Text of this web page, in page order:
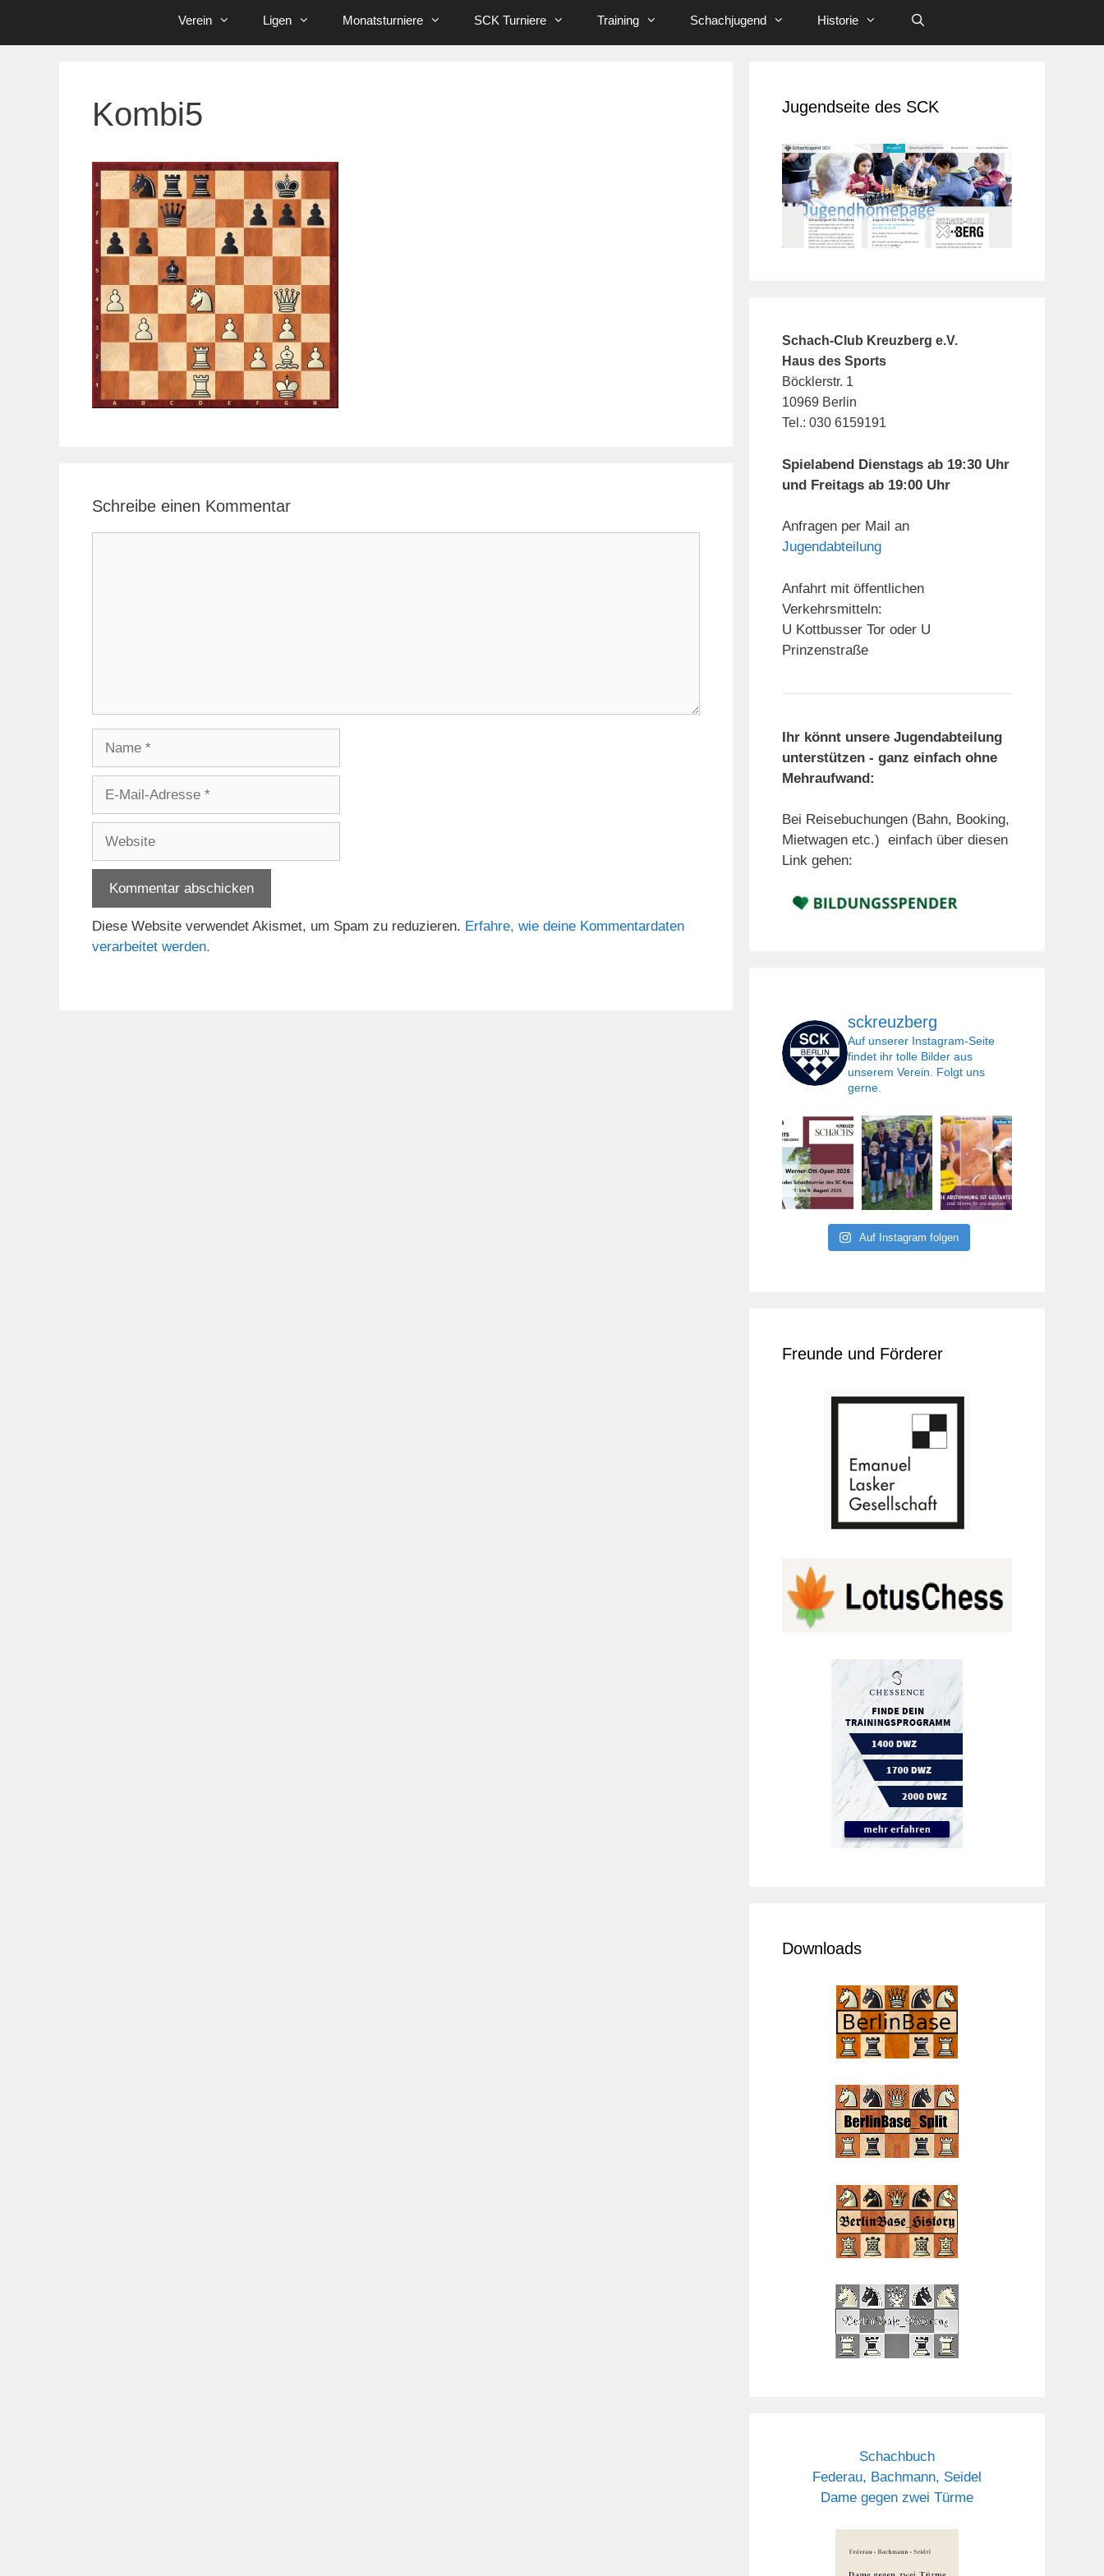
Verein Ligen Monatsturniere SCK Turniere Training Schachjugend Historie
Kombi5
Schreibe einen Kommentar
Adresse
Diese Website verwendet Akismet, um Spam zu reduzieren. Erfahre, wie deine Kommentardaten
verarbeitet werden.
Jugendseite des SCK
Schach-Club Kreuzberg e.V.
Haus des Sports
Böcklerstr. 1
10969 Berlin
Tel.: 030 6159191
Spielabend Dienstags ab 19:30 Uhr
und Freitags ab 19:00 Uhr
Anfragen per Mail an
Jugendabteilung
Anfahrt mit öffentlichen
Verkehrsmitteln:
U Kottbusser Tor oder U
Prinzenstraße
Ihr könnt unsere Jugendabteilung
unterstützen - ganz einfach ohne
Mehraufwand:
Bei Reisebuchungen (Bahn, Booking,
Mietwagen etc.) einfach über diesen
Link gehen:
sckreuzberg
Auf unserer Instagram-Seite
findet ihr tolle Bilder aus
unserem Verein. Folgt uns
gerne.
Auf Instagram folgen
Freunde und Förderer
Downloads
Schachbuch
Federau, Bachmann, Seidel
Dame gegen zwei Türme